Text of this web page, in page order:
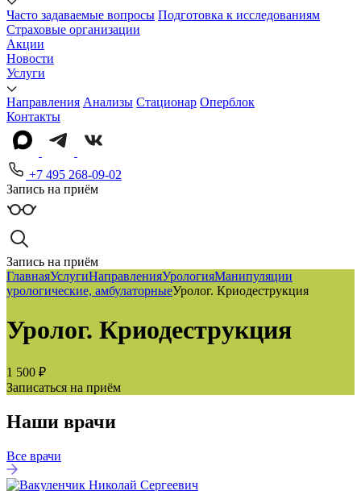
Часто задаваемые вопросы Подготовка к исследованиям
Страховые организации
Акции
Новости
Услуги
Направления Анализы Стационар Оперблок
Контакты
+7 495 268-09-02
Запись на приём
Запись на приём
ГлавнаяУслугиНаправленияУрологияМанипуляции
урологические, амбулаторныеУролог. Криодеструкция
Уролог. Криодеструкция
1 500 ₽
Записаться на приём
Наши врачи
Все врачи